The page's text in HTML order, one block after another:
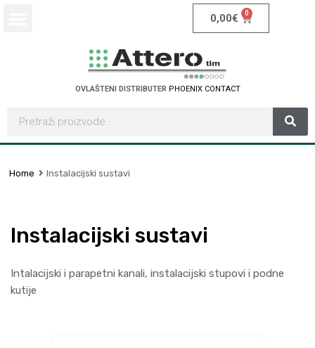
0,00€ 0
OVLAŠTENI DISTRIBUTER PHOENIX CONTACT
Home Instalacijski sustavi
Instalacijski sustavi
Intalacijski i parapetni kanali, instalacijski stupovi i podne
kutije